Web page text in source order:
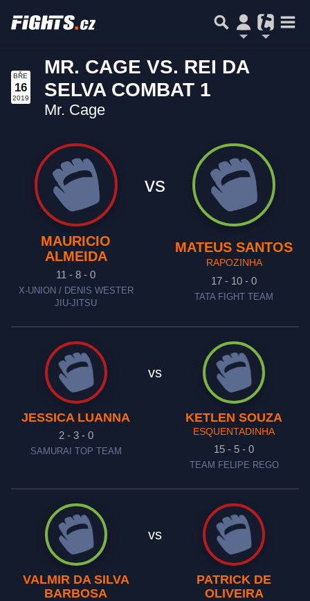
BŘE
16
2019
MR. CAGE VS. REI DA
SELVA COMBAT 1
Mr. Cage
MAURICIO
ALMEIDA
11 - 8 - 0
X-UNION / DENIS WESTER
JIU-JITSU
vs
MATEUS SANTOS
RAPOZINHA
17 - 10 - 0
TATA FIGHT TEAM
JESSICA LUANNA
2 - 3 - 0
SAMURAI TOP TEAM
vs
KETLEN SOUZA
ESQUENTADINHA
15 - 5 - 0
TEAM FELIPE REGO
VALMIR DA SILVA
BARBOSA
vs
PATRICK DE
OLIVEIRA